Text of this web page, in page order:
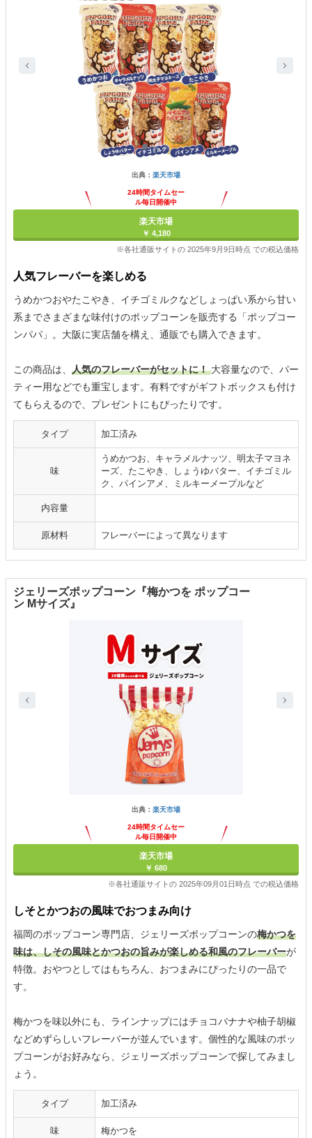
出典： 楽天市場
24時間タイムセー
ル毎日開催中
楽天市場
￥ 4,180
※各社通販サイトの 2025年9月9日時点 での税込価格
人気フレーバーを楽しめる
うめかつおやたこやき、イチゴミルクなどしょっぱい系から甘い
系までさまざまな味付けのポップコーンを販売する「ポップコー
ンパパ」。大阪に実店舗を構え、通販でも購入できます。
この商品は、 人気のフレーバーがセットに！大容量なので、パー
ティー用などでも重宝します。有料ですがギフトボックスも付け
てもらえるので、プレゼントにもぴったりです。
タイプ 加工済み
味
うめかつお、キャラメルナッツ、明太子マヨネ
ーズ、たこやき、しょうゆバター、イチゴミル
ク、パインアメ、ミルキーメープルなど
内容量
原材料 フレーバーによって異なります
ジェリーズポップコーン『梅かつを ポップコー
ン Mサイズ』
出典： 楽天市場
24時間タイムセー
ル毎日開催中
楽天市場
￥ 680
※各社通販サイトの 2025年09月01日時点 での税込価格
しそとかつおの風味でおつまみ向け
福岡のポップコーン専門店、ジェリーズポップコーンの梅かつを
味は、しその風味とかつおの旨みが楽しめる和風のフレーバーが
特徴。おやつとしてはもちろん、おつまみにぴったりの一品で
す。
梅かつを味以外にも、ラインナップにはチョコバナナや柚子胡椒
などめずらしいフレーバーが並んでいます。個性的な風味のポッ
プコーンがお好みなら、ジェリーズポップコーンで探してみまし
ょう。
タイプ 加工済み
味 梅かつを